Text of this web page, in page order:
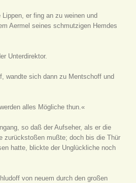
er fing an zu weinen und
Aermel seines schmutzigen Hemdes
Unterdirektor.
wandte sich dann zu Mentschoff und
alles Mögliche thun.«
so daß der Aufseher, als er die
zurückstoßen mußte; doch bis die Thür
hatte, blickte der Unglückliche noch
von neuem durch den großen